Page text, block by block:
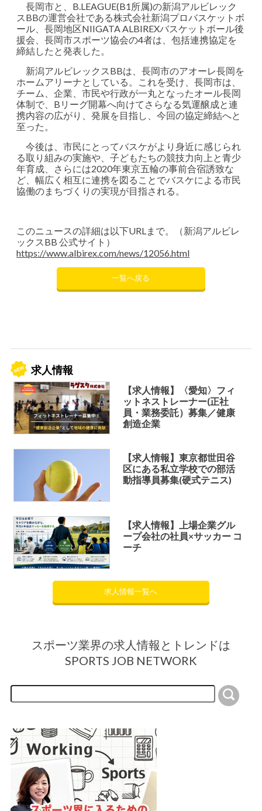
長岡市と、B.LEAGUE(B1所属)の新潟アルビレック
スBBの運営会社である株式会社新潟プロバスケットボ
ール、長岡地区NIIGATA ALBIREXバスケットボール後
援会、長岡市スポーツ協会の4者は、包括連携協定を
締結したと発表した。
新潟アルビレックスBBは、長岡市のアオーレ長岡を
ホームアリーナとしている。これを受け、長岡市は、
チーム、企業、市民や行政が一丸となったオール長岡
体制で、Bリーグ開幕へ向けてさらなる気運醸成と連
携内容の広がり、発展を目指し、今回の協定締結へと
至った。
今後は、市民にとってバスケがより身近に感じられ
る取り組みの実施や、子どもたちの競技力向上と青少
年育成、さらには2020年東京五輪の事前合宿誘致な
ど、幅広く相互に連携を図ることでバスケによる市民
協働のまちづくりの実現が目指される。
このニュースの詳細は以下URLまで。（新潟アルビレ
ックスBB 公式サイト）
https://www.albirex.com/news/12056.html
一覧へ戻る
求人情報
【求人情報】〈愛知〉フィ
ットネストレーナー(正社
員・業務委託）募集／健康
創造企業
【求人情報】東京都世田谷
区にある私立学校での部活
動指導員募集(硬式テニス)
【求人情報】上場企業グル
ープ会社の社員×サッカー コ
ーチ
求人情報一覧へ
スポーツ業界の求人情報とトレンドは
SPORTS JOB NETWORK